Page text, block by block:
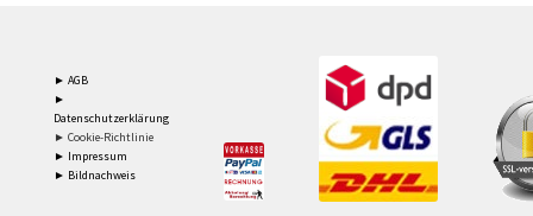
► AGB
►
Datenschutzerklärung
► Cookie-Richtlinie
► Impressum
► Bildnachweis